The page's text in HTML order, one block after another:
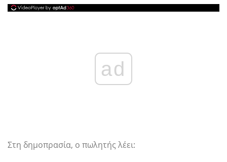
ad
Στη δημοπρασία, ο πωλητής λέει: